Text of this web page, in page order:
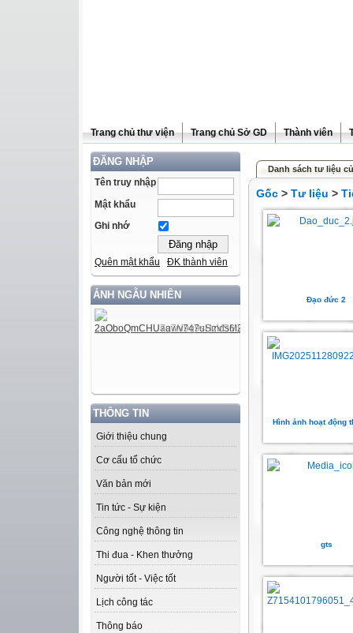
Trang chủ thư viện Trang chủ Sở GD Thành viên
ĐĂNG NHẬP
Tên truy nhập
Mật khẩu
Ghi nhớ
Quên mật khẩu ĐK thành viên
ẢNH NGẪU NHIÊN
THÔNG TIN
Giới thiệu chung
Cơ cấu tổ chức
Văn bản mới
Tin tức - Sự kiện
Công nghệ thông tin
Thi đua - Khen thưởng
Người tốt - Việc tốt
Lịch công tác
Thông báo
Danh sách tư liệu
Gốc > Tư liệu >
Đạo đức 2
Hình ảnh hoạt động
gts